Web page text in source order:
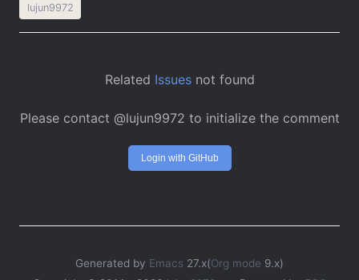
lujun9972
Related Issuesnot found
Please contact @lujun9972 to initialize the comment
Login with GitHub
Generated by Emacs 27.x(Org mode 9.x)